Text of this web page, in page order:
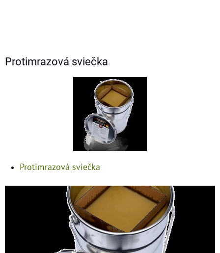
Protimrazová sviečka
Protimrazová sviečka